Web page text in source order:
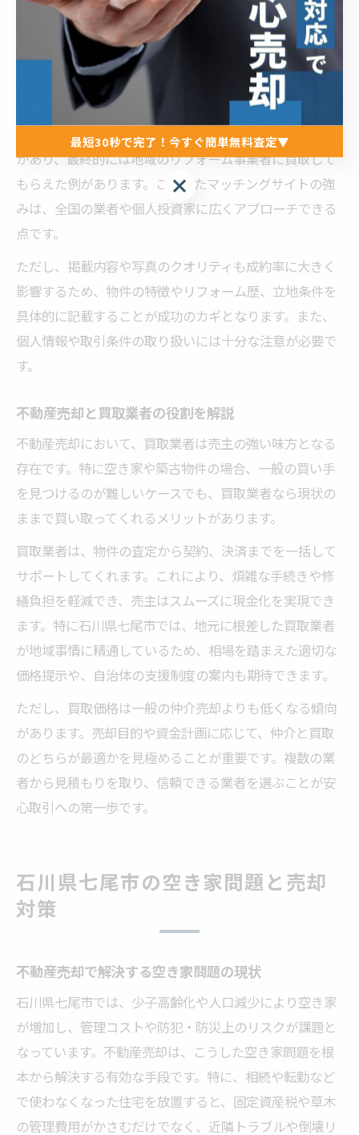
ービスでは、空き家所有者と買取業者やリノベーション
希望者をマッチングし、迅速な売却や新たな活用へとつ
なげています。
実際に石川県七尾市でも、空き家ドットコムを利用して
物件情報を登録したところ、数週間で複数の問い合わせ
があり、最終的には地域のリフォーム事業者に買取して
もらえた例があります。こうしたマッチングサイトの強
みは、全国の業者や個人投資家に広くアプローチできる
点です。
ただし、掲載内容や写真のクオリティも成約率に大きく
影響するため、物件の特徴やリフォーム歴、立地条件を
具体的に記載することが成功のカギとなります。また、
個人情報や取引条件の取り扱いには十分な注意が必要で
す。
不動産売却と買取業者の役割を解説
不動産売却において、買取業者は売主の強い味方となる
存在です。特に空き家や築古物件の場合、一般の買い手
を見つけるのが難しいケースでも、買取業者なら現状の
ままで買い取ってくれるメリットがあります。
買取業者は、物件の査定から契約、決済までを一括して
サポートしてくれます。これにより、煩雑な手続きや修
繕負担を軽減でき、売主はスムーズに現金化を実現でき
ます。特に石川県七尾市では、地元に根差した買取業者
が地域事情に精通しているため、相場を踏まえた適切な
価格提示や、自治体の支援制度の案内も期待できます。
ただし、買取価格は一般の仲介売却よりも低くなる傾向
があります。売却目的や資金計画に応じて、仲介と買取
のどちらが最適かを見極めることが重要です。複数の業
者から見積もりを取り、信頼できる業者を選ぶことが安
心取引への第一歩です。
石川県七尾市の空き家問題と売却
対策
不動産売却で解決する空き家問題の現状
石川県七尾市では、少子高齢化や人口減少により空き家
が増加し、管理コストや防犯・防災上のリスクが課題と
なっています。不動産売却は、こうした空き家問題を根
本から解決する有効な手段です。特に、相続や転勤など
で使わなくなった住宅を放置すると、固定資産税や草木
の管理費用がかさむだけでなく、近隣トラブルや倒壊リ
最短30秒で完了！今すぐ簡単無料査定▼
最短30秒で完了！今すぐ簡単無料査定▼